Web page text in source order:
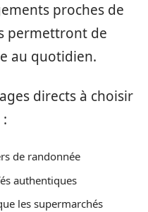
proches de
permettront de
au quotidien.
directs à choisir
de randonnée
authentiques
les supermarchés